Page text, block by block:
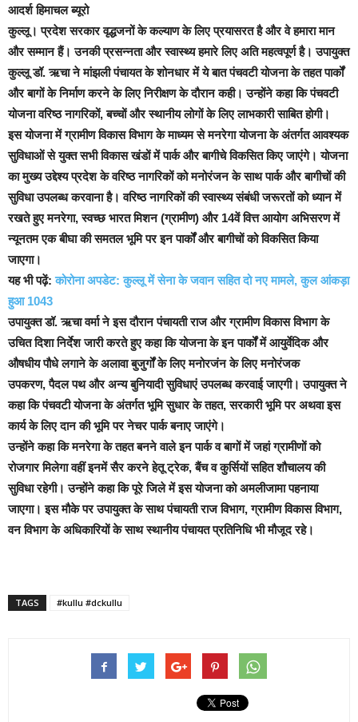
आदर्श हिमाचल ब्यूरो
कुल्लू। प्रदेश सरकार वृद्धजनों के कल्याण के लिए प्रयासरत है और वे हमारा मान
और सम्मान हैं। उनकी प्रसन्नता और स्वास्थ्य हमारे लिए अति महत्वपूर्ण है। उपायुक्त
कुल्लू डॉ. ऋचा ने मांझली पंचायत के शोनधार में ये बात पंचवटी योजना के तहत पार्कों
और बागों के निर्माण करने के लिए निरीक्षण के दौरान कही। उन्होंने कहा कि पंचवटी
योजना वरिष्ठ नागरिकों, बच्चों और स्थानीय लोगों के लिए लाभकारी साबित होगी।
इस योजना में ग्रामीण विकास विभाग के माध्यम से मनरेगा योजना के अंतर्गत आवश्यक
सुविधाओं से युक्त सभी विकास खंडों में पार्क और बागीचे विकसित किए जाएंगे। योजना
का मुख्य उद्देश्य प्रदेश के वरिष्ठ नागरिकों को मनोरंजन के साथ पार्क और बागीचों की
सुविधा उपलब्ध करवाना है। वरिष्ठ नागरिकों की स्वास्थ्य संबंधी जरूरतों को ध्यान में
रखते हुए मनरेगा, स्वच्छ भारत मिशन (ग्रामीण) और 14वें वित्त आयोग अभिसरण में
न्यूनतम एक बीघा की समतल भूमि पर इन पार्कों और बागीचों को विकसित किया
जाएगा।
यह भी पढ़ें:कोरोना अपडेट: कुल्लू में सेना के जवान सहित दो नए मामले, कुल आंकड़ा
हुआ 1043
उपायुक्त डॉ. ऋचा वर्मा ने इस दौरान पंचायती राज और ग्रामीण विकास विभाग के
उचित दिशा निर्देश जारी करते हुए कहा कि योजना के इन पार्कों में आयुर्वेदिक और
औषधीय पौधे लगाने के अलावा बुजुर्गों के लिए मनोरजंन के लिए मनोरंजक
उपकरण, पैदल पथ और अन्य बुनियादी सुविधाएं उपलब्ध करवाई जाएगी। उपायुक्त ने
कहा कि पंचवटी योजना के अंतर्गत भूमि सुधार के तहत, सरकारी भूमि पर अथवा इस
कार्य के लिए दान की भूमि पर नेचर पार्क बनाए जाएंगे।
उन्होंने कहा कि मनरेगा के तहत बनने वाले इन पार्क व बागों में जहां ग्रामीणों को
रोजगार मिलेगा वहीं इनमें सैर करने हेतू ट्रेक, बैंच व कुर्सियों सहित शौचालय की
सुविधा रहेगी। उन्होंने कहा कि पूरे जिले में इस योजना को अमलीजामा पहनाया
जाएगा। इस मौके पर उपायुक्त के साथ पंचायती राज विभाग, ग्रामीण विकास विभाग,
वन विभाग के अधिकारियों के साथ स्थानीय पंचायत प्रतिनिधि भी मौजूद रहे।
TAGS #kullu #dckullu